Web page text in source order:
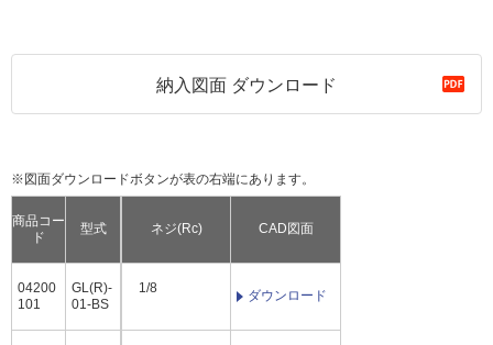
納入図面 ダウンロード
※図面ダウンロードボタンが表の右端にあります。
商品コー
ド
型式
04200
101
GL(R)-
01-BS
ネジ(Rc)
1/8
CAD図面
ダウンロード